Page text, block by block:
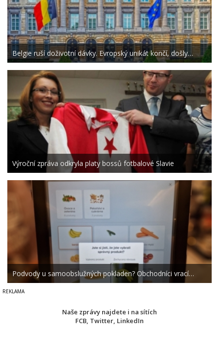
Belgie ruší doživotní dávky. Evropský unikát končí, došly…
Výroční zpráva odkryla platy bossů fotbalové Slavie
Podvody u samoobslužných pokladen? Obchodníci vrací…
Naše zprávy najdete i na sítích
FCB Twitter LinkedIn